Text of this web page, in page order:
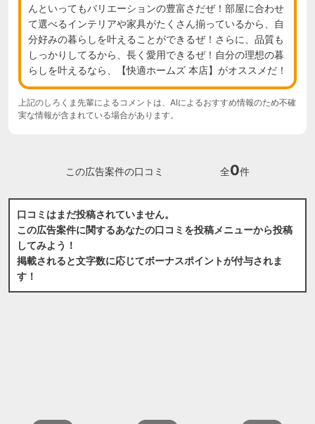
んといってもバリエーションの豊富さだぜ！部屋に合わせ
て選べるインテリアや家具がたくさん揃っているから、自
分好みの暮らしを叶えることができるぜ！さらに、品質も
しっかりしてるから、長く愛用できるぜ！自分の理想の暮
らしを叶えるなら、【快適ホームズ 本店】がオススメだ！
上記のしろくま先輩によるコメントは、AIによるおすすめ情報のため不確
実な情報が含まれている場合があります。
この広告案件の口コミ 全0件
口コミはまだ投稿されていません。
この広告案件に関するあなたの口コミを投稿メニューから投稿
してみよう！
掲載されると文字数に応じてボーナスポイントが付与されま
す！